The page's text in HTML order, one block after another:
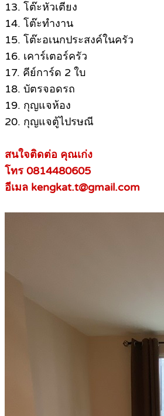
13. โต๊ะหัวเตียง
14. โต๊ะทำงาน
15. โต๊ะอเนกประสงค์ในครัว
16. เคาร์เตอร์ครัว
17. คีย์การ์ด 2 ใบ
18. บัตรจอดรถ
19. กุญแจห้อง
20. กุญแจตู้ไปรษณี
สนใจติดต่อ คุณเก่ง
โทร 0814480605
อีเมล kengkat.t@gmail.com